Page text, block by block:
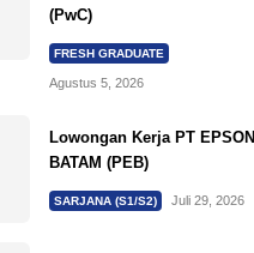
(PwC)
FRESH GRADUATE
Agustus 5, 2026
Lowongan Kerja PT EPSON
BATAM (PEB)
SARJANA (S1/S2) Juli 29, 2026